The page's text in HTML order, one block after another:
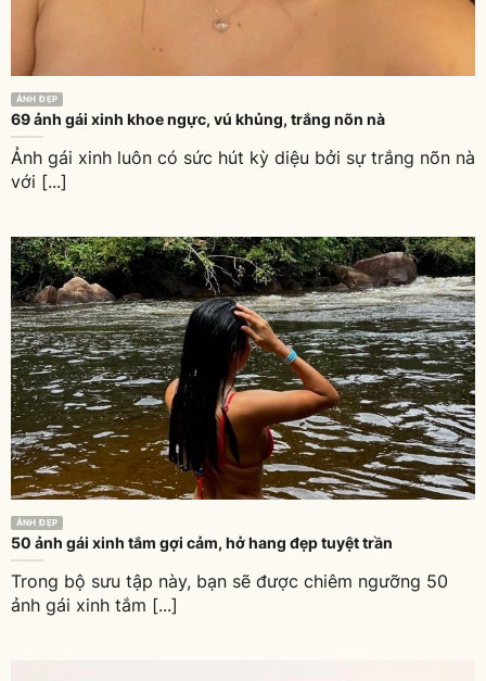
ẢNH ĐẸP
69 ảnh gái xinh khoe ngực, vú khủng, trắng nõn nà
Ảnh gái xinh luôn có sức hút kỳ diệu bởi sự trắng nõn nà
với [...]
ẢNH ĐẸP
50 ảnh gái xinh tắm gợi cảm, hở hang đẹp tuyệt trần
Trong bộ sưu tập này, bạn sẽ được chiêm ngưỡng 50
ảnh gái xinh tắm [...]